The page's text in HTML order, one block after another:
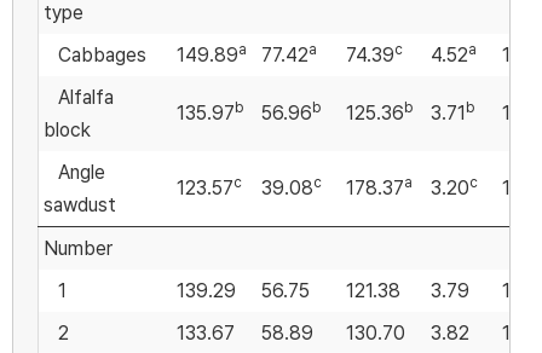
type
Cabbages
149.89a 77.42a 74.39c 4.52a 1.46
Alfalfa
block
135.97 b 56.96 b 125.36 b 3.71 b 1.31
Angle
sawdust
123.57c 39.08c 178.37a 3.20c 1.71
Number
1
139.29 56.75 121.38 3.79
1.49
2
133.67 58.89 130.70 3.82
1.49